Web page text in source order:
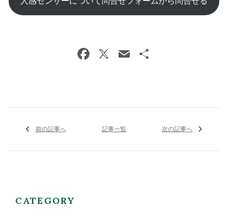
前の記事へ 記事一覧 次の記事へ
CATEGORY